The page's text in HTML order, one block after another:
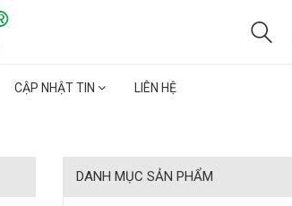
CẬP NHẬT TIN LIÊN HỆ
DANH MỤC SẢN PHẨM